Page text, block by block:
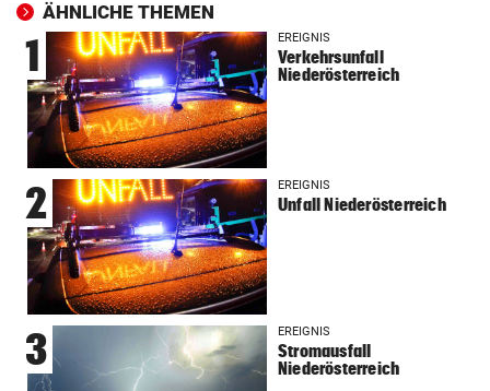
ÄHNLICHE THEMEN
1 EREIGNIS
Verkehrsunfall
Niederösterreich
2 EREIGNIS
Unfall Niederösterreich
3 EREIGNIS
Stromausfall
Niederösterreich